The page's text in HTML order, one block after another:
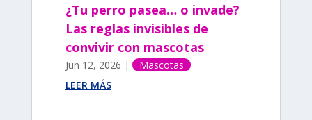
¿Tu perro pasea… o invade?
Las reglas invisibles de
convivir con mascotas
Jun 12, 2026 |
Mascotas
LEER MÁS